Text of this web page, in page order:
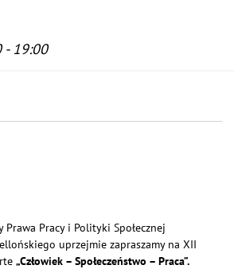
- 19:00
Pracy i Polityki Społecznej
uprzejmie zapraszamy na XII
„Człowiek – Społeczeństwo – Praca”.